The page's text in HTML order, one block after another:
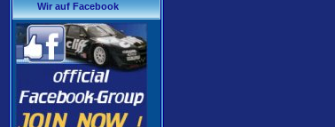
Wir auf Facebook